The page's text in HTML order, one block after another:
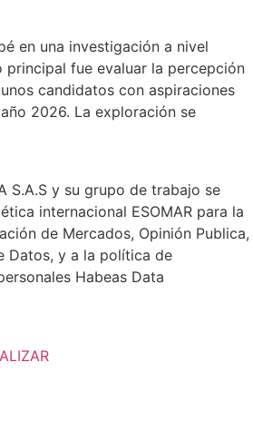
en una investigación a nivel
fue evaluar la percepción
candidatos con aspiraciones
2026. La exploración se
S.A.S y su grupo de trabajo se
internacional ESOMAR para la
de Mercados, Opinión Publica,
Datos, y a la política de
Habeas Data